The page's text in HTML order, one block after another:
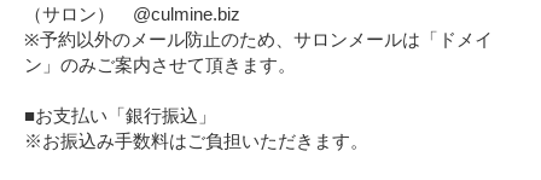
（サロン） @culmine.biz
※予約以外のメール防止のため、サロンメールは「ドメイ
ン」のみご案内させて頂きます。
■お支払い「銀行振込」
※お振込み手数料はご負担いただきます。